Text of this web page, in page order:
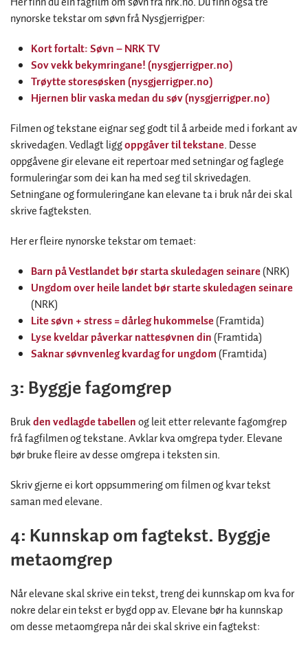
nynorske tekstar om søvn frå Nysgjerrigper:
Kort fortalt: Søvn – NRK TV
Sov vekk bekymringane! (nysgjerrigper.no)
Trøytte storesøsken (nysgjerrigper.no)
Hjernen blir vaska medan du søv (nysgjerrigper.no)
Filmen og tekstane eignar seg godt til å arbeide med i forkant av
skrivedagen. Vedlagt liggoppgåver til tekstane. Desse
oppgåvene gir elevane eit repertoar med setningar og faglege
formuleringar som dei kan ha med seg til skrivedagen.
Setningane og formuleringane kan elevane ta i bruk når dei skal
skrive fagteksten.
Her er fleire nynorske tekstar om temaet:
Barn på Vestlandet bør starta skuledagen seinare(NRK)
Ungdom over heile landet bør starte skuledagen seinare
(NRK)
Lite søvn + stress = dårleg hukommelse(Framtida)
Lyse kveldar påverkar nattesøvnen din (Framtida)
Saknar søvnvenleg kvardag for ungdom (Framtida)
3: Byggje fagomgrep
Brukden vedlagde tabellenog leit etter relevante fagomgrep
frå fagfilmen og tekstane. Avklar kva omgrepa tyder. Elevane
bør bruke fleire av desse omgrepa i teksten sin.
Skriv gjerne ei kort oppsummering om filmen og kvar tekst
saman med elevane.
4: Kunnskap om fagtekst. Byggje
metaomgrep
Når elevane skal skrive ein tekst, treng dei kunnskap om kva for
nokre delar ein tekst er bygd opp av. Elevane bør ha kunnskap
om desse metaomgrepa når dei skal skrive ein fagtekst: